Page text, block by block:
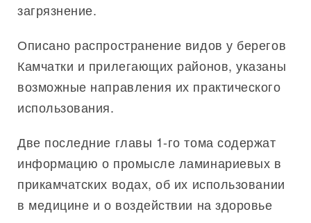
загрязнение.
Описано распространение видов у берегов
Камчатки и прилегающих районов, указаны
возможные направления их практического
использования.
Две последние главы 1-го тома содержат
информацию о промысле ламинариевых в
прикамчатских водах, об их использовании
в медицине и о воздействии на здоровье